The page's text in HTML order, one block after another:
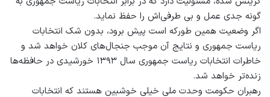
گونه جدی عمل و بی طرفی‌اش را حفظ نماید.
اگر وضعیت همین طورکه است پیش برود، بدون شک انتخابات
ریاست جمهوری و نتایج آن موجب جنجال‌‏های کلان خواهد شد و
خاطرات انتخابات ریاست جمهوری سال ۱۳۹۳ خورشیدی در حافظه‏‌ها
زنده‌‏تر خواهد شد.
رهبران حکومت وحدت ملی خیلی خوش‏بین هستند که انتخابات